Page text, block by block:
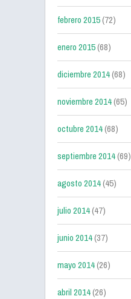
febrero 2015(72)
enero 2015(68)
diciembre 2014(68)
noviembre 2014(65)
octubre 2014(68)
septiembre 2014(69)
agosto 2014(45)
julio 2014(47)
junio 2014(37)
mayo 2014(26)
abril 2014(26)